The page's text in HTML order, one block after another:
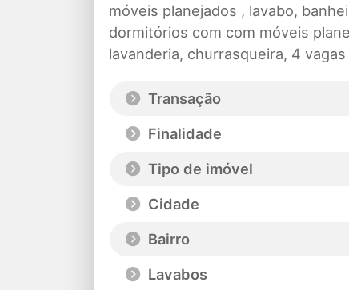
móveis planejados , lavabo,
dormitórios com com móveis
lavanderia, churrasqueira, 4
Transação
Finalidade
Tipo de imóvel
Cidade
Bairro
Lavabos